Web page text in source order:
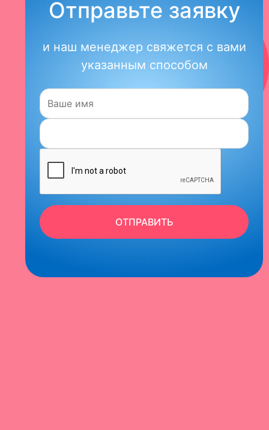
Отправьте заявку
и наш менеджер свяжется с вами
указанным способом
Имя:
ОТПРАВИТЬ